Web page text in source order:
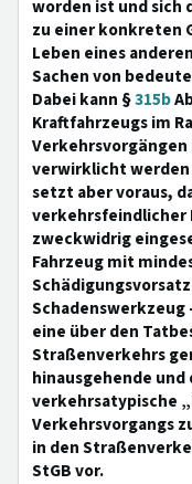
worden ist und sich
zu einer konkreten
Leben eines
Sachen von
Dabei kann §315b
Kraftfahrzeugs im
verwirklicht werden
setzt aber voraus,
verkehrsfeindlicher
zweckwidrig
Fahrzeug mit
eine über den
Straßenverkehrs
hinausgehende
verkehrsatypische
Verkehrsvorgangs
in den
StGB vor.